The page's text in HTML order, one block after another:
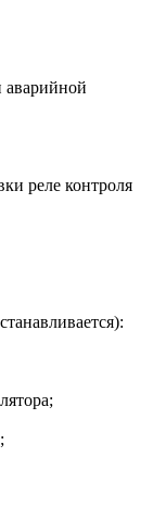
аварийной
реле контроля